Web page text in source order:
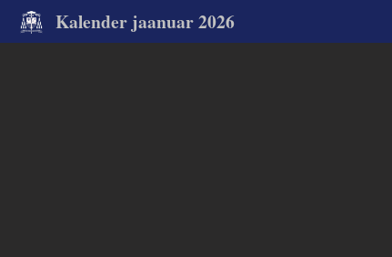
Kalender jaanuar 2026